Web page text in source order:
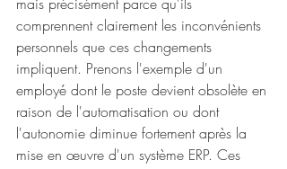
comprennent clairement les inconvénients
personnels que ces changements
impliquent. Prenons l'exemple d'un
employé dont le poste devient obsolète en
raison de l'automatisation ou dont
l'autonomie diminue fortement après la
mise en œuvre d'un système ERP. Ces